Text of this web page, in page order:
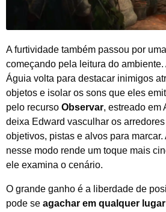
A furtividade também passou por
começando pela leitura do
Águia volta para destacar inimigos
objetos e isolar os sons que eles
pelo recurso Observar, estreado em
deixa Edward vasculhar os
objetivos, pistas e alvos para marcar.
nesse modo rende um toque mais
ele examina o cenário.
O grande ganho é a liberdade de
pode se agachar em qualquer lugar